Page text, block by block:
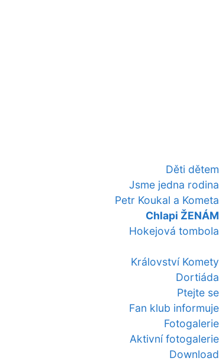
Děti dětem
Jsme jedna rodina
Petr Koukal a Kometa
Chlapi ŽENÁM
Hokejová tombola
Království Komety
Dortiáda
Ptejte se
Fan klub informuje
Fotogalerie
Aktivní fotogalerie
Download